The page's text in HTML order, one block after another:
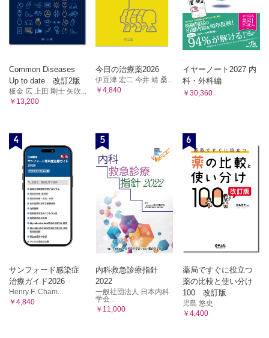
Common Diseases
Up to date 改訂2版
板金 広 上田 剛士 矢吹...
￥13,200
今日の治療薬2026
伊豆津 宏二 今井 靖 桑...
￥4,840
イヤーノート2027 内
科・外科編
￥30,360
4
サンフォード感染症
治療ガイド2026
Henry F. Cham...
￥4,840
5
内科救急診療指針
2022
一般社団法人 日本内科
学会...
￥11,000
6
薬局ですぐに役立つ
薬の比較と使い分け
100 改訂版
児島 悠史
￥4,400